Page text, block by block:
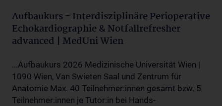
Aufbaukurs - Interdisziplinäre Perioperative
Echokardiographie & Notfallrefresher
advanced | MedUni Wien
...Aufbaukurs 2026 Medizinische Universität Wien |
1090 Wien, Van Swieten Saal und Zentrum für
Anatomie Max. 40 Teilnehmer:innen gesamt bzw. 5
Teilnehmer:innen je Tutor:in bei Hands-